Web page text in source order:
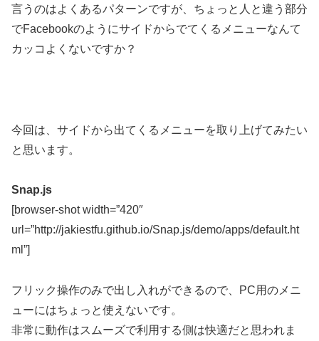
言うのはよくあるパターンですが、ちょっと人と違う部分
でFacebookのようにサイドからでてくるメニューなんて
カッコよくないですか？
今回は、サイドから出てくるメニューを取り上げてみたい
と思います。
Snap.js
[browser-shot width=”420″
url=”http://jakiestfu.github.io/Snap.js/demo/apps/default.ht
ml”]
フリック操作のみで出し入れができるので、PC用のメニ
ューにはちょっと使えないです。
非常に動作はスムーズで利用する側は快適だと思われま